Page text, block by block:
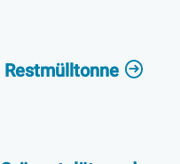
Restmülltonne